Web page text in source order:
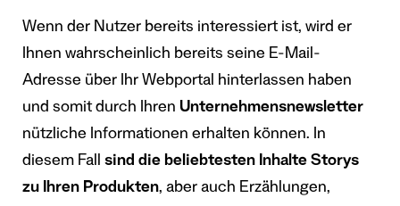
Wenn der Nutzer bereits interessiert ist, wird er
Ihnen wahrscheinlich bereits seine E-Mail-
Adresse über Ihr Webportal hinterlassen haben
und somit durch Ihren Unternehmensnewsletter
nützliche Informationen erhalten können. In
diesem Fall sind die beliebtesten Inhalte Storys
zu Ihren Produkten, aber auch Erzählungen,